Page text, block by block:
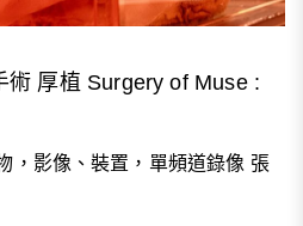
術 厚植 Surgery of Muse :
，影像、裝置，單頻道錄像 張